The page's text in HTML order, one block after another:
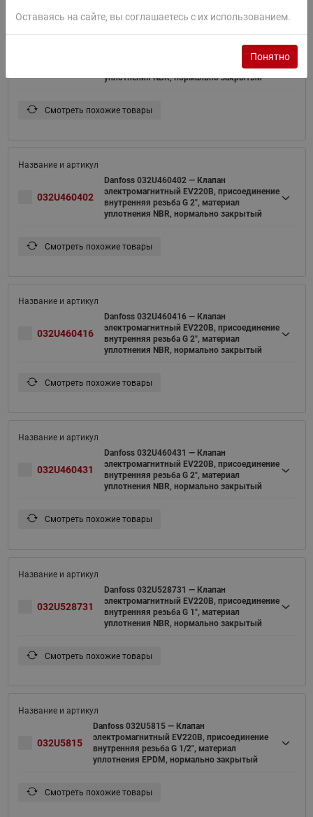
электромагнитный EV220B, присоединение
внутренняя резьба G 1 1/2", материал
уплотнения NBR, нормально закрытый
Смотреть похожие товары
032U460402
Danfoss 032U460402 — Клапан
электромагнитный EV220B, присоединение
внутренняя резьба G 2", материал
уплотнения NBR, нормально закрытый
Смотреть похожие товары
032U460416
Danfoss 032U460416 — Клапан
электромагнитный EV220B, присоединение
внутренняя резьба G 2", материал
уплотнения NBR, нормально закрытый
Смотреть похожие товары
032U460431
Danfoss 032U460431 — Клапан
электромагнитный EV220B, присоединение
внутренняя резьба G 2", материал
уплотнения NBR, нормально закрытый
Смотреть похожие товары
032U528731
Danfoss 032U528731 — Клапан
электромагнитный EV220B, присоединение
внутренняя резьба G 1", материал
уплотнения NBR, нормально закрытый
Смотреть похожие товары
032U5815
Danfoss 032U5815 — Клапан
электромагнитный EV220B, присоединение
внутренняя резьба G 1/2", материал
уплотнения EPDM, нормально закрытый
Смотреть похожие товары
Оставаясь на сайте, вы соглашаетесь с их использованием.
Понятно